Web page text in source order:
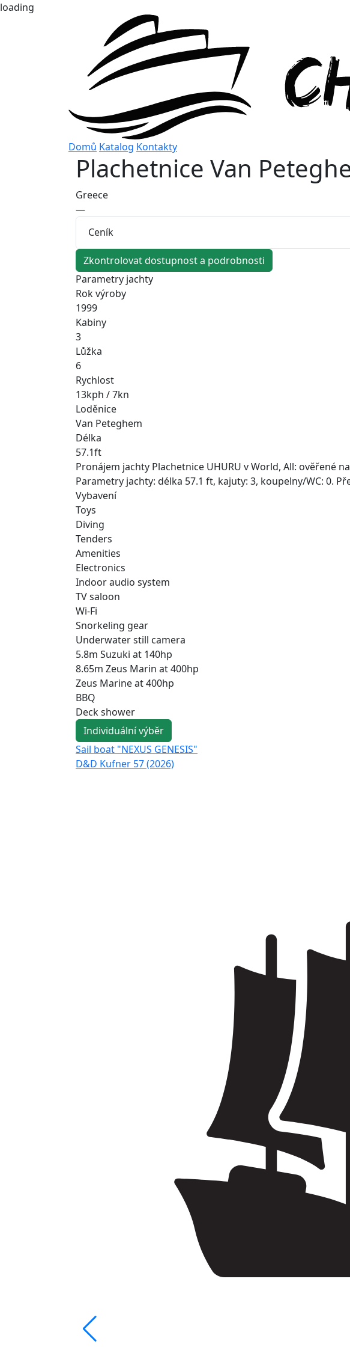
loading
Domů Katalog Kontakty
Plachetnice Van
Greece
—
Ceník
Zkontrolovat dostupnost a podrobnosti
Parametry jachty
Rok výroby
1999
Kabiny
3
Lůžka
6
Rychlost
13kph / 7kn
Loděnice
Van Peteghem
Délka
57.1ft
Pronájem jachty Plachetnice UHURU v World, All: ověřené
Parametry jachty: délka 57.1 ft, kajuty: 3, koupelny/WC: 0.
Vybavení
Toys
Diving
Tenders
Amenities
Electronics
Indoor audio system
TV saloon
Wi-Fi
Snorkeling gear
Underwater still camera
5.8m Suzuki at 140hp
8.65m Zeus Marin at 400hp
Zeus Marine at 400hp
BBQ
Deck shower
Individuální výběr
Sail boat "NEXUS GENESIS"
D&D Kufner 57 (2026)